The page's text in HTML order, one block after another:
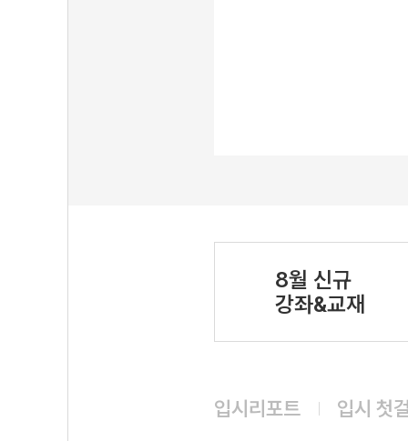
8월 신규
강좌&교재
입시리포트 입시 첫